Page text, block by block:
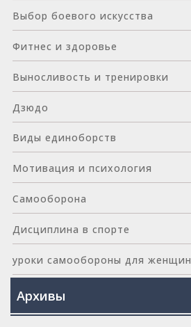
Выбор боевого искусства
Фитнес и здоровье
Выносливость и тренировки
Дзюдо
Виды единоборств
Мотивация и психология
Самооборона
Дисциплина в спорте
уроки самообороны для женщин
Архивы